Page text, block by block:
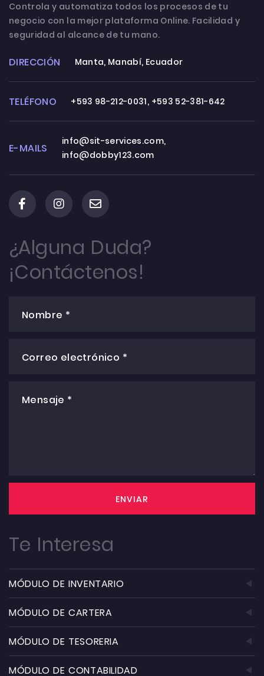
Controla y automatiza todos los procesos de tu
negocio con la mejor plataforma Online. Facilidad y
seguridad al alcance de tu mano.
DIRECCIÓN Manta, Manabí, Ecuador
TELÉFONO +593 98-212-0031, +593 52-381-642
E-MAILS
info@sit-services.com,
info@dobby123.com
¿Alguna Duda?
¡Contáctenos!
Nombre *
Correo electrónico *
Mensaje *
ENVIAR
Te Interesa
MÓDULO DE INVENTARIO
MÓDULO DE CARTERA
MÓDULO DE TESORERIA
MÓDULO DE CONTABILIDAD